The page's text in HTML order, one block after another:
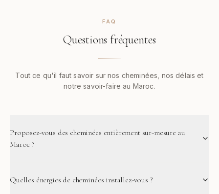
FAQ
Questions fréquentes
Tout ce qu'il faut savoir sur nos cheminées, nos délais et
notre savoir-faire au Maroc.
Proposez-vous des cheminées entièrement sur-mesure au
Maroc ?
Quelles énergies de cheminées installez-vous ?